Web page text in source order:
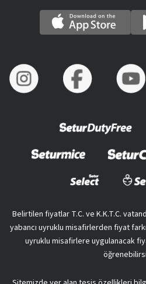
Belirtilen fiyatlar T.C. ve K.K.T.C.
yabancı uyruklu misafirlerden fiyat
uyruklu misafirlere uygulanacak